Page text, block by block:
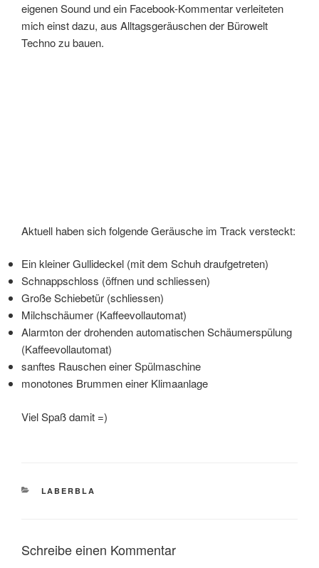
eigenen Sound und ein Facebook-Kommentar verleiteten
mich einst dazu, aus Alltagsgeräuschen der Bürowelt
Techno zu bauen.
Aktuell haben sich folgende Geräusche im Track versteckt:
Ein kleiner Gullideckel (mit dem Schuh draufgetreten)
Schnappschloss (öffnen und schliessen)
Große Schiebetür (schliessen)
Milchschäumer (Kaffeevollautomat)
Alarmton der drohenden automatischen Schäumerspülung
(Kaffeevollautomat)
sanftes Rauschen einer Spülmaschine
monotones Brummen einer Klimaanlage
Viel Spaß damit =)
KATEGORIEN
LABERBLA
Schreibe einen Kommentar